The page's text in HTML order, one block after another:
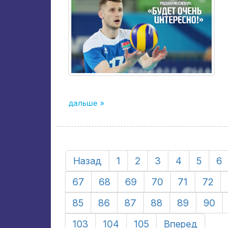
дальше »
Назад 1 2 3 4 5 6
67
68 69 70 71 72
85
86 87 88 89 90
103
104 105 Вперед